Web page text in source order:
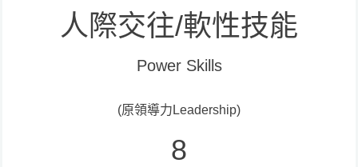
人際交往/軟性技能
Power Skills
(原領導力Leadership)
8